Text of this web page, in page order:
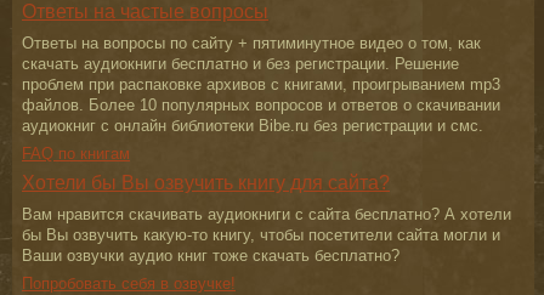
Ответы на частые вопросы
Ответы на вопросы по сайту + пятиминутное видео о том, как
скачать аудиокниги бесплатно и без регистрации. Решение
проблем при распаковке архивов с книгами, проигрыванием mp3
файлов. Более 10 популярных вопросов и ответов о скачивании
аудиокниг с онлайн библиотеки Bibe.ru без регистрации и смс.
FAQ по книгам
Хотели бы Вы озвучить книгу для сайта?
Вам нравится скачивать аудиокниги с сайта бесплатно? А хотели
бы Вы озвучить какую-то книгу, чтобы посетители сайта могли и
Ваши озвучки аудио книг тоже скачать бесплатно?
Попробовать себя в озвучке!